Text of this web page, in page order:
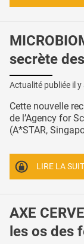
secrète
Actualité publiée il y
Cette nouvelle
de l’Agency for
(A*STAR,
LIRE LA
AXE
les os des